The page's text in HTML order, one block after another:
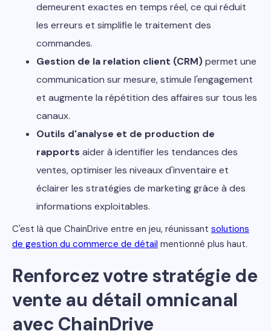
demeurent exactes en temps réel, ce qui réduit
les erreurs et simplifie le traitement des
commandes.
Gestion de la relation client (CRM)permet une
communication sur mesure, stimule l'engagement
et augmente la répétition des affaires sur tous les
canaux.
Outils d'analyse et de production de
rapports aider à identifier les tendances des
ventes, optimiser les niveaux d'inventaire et
éclairer les stratégies de marketing grâce à des
informations exploitables.
C'est là que ChainDrive entre en jeu, réunissant solutions
de gestion du commerce de détail mentionné plus haut.
Renforcez votre stratégie de
vente au détail omnicanal
avec ChainDrive